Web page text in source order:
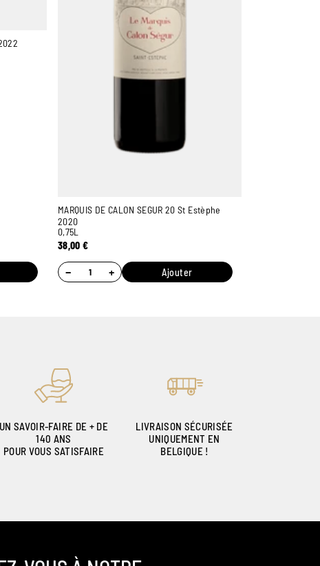
MARQUIS DE CALON SEGUR 20 St Estèphe
2020
0,75L
38,00€
− + Ajouter
UN SAVOIR-FAIRE DE + DE
140 ANS
POUR VOUS SATISFAIRE
LIVRAISON SÉCURISÉE
UNIQUEMENT EN
BELGIQUE !